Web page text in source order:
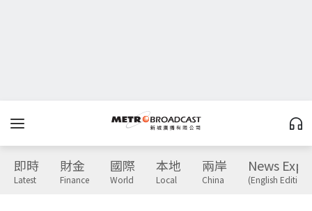
即時
Latest
財金
Finance
國際
World
本地
Local
兩岸
China
News
(English Edition)